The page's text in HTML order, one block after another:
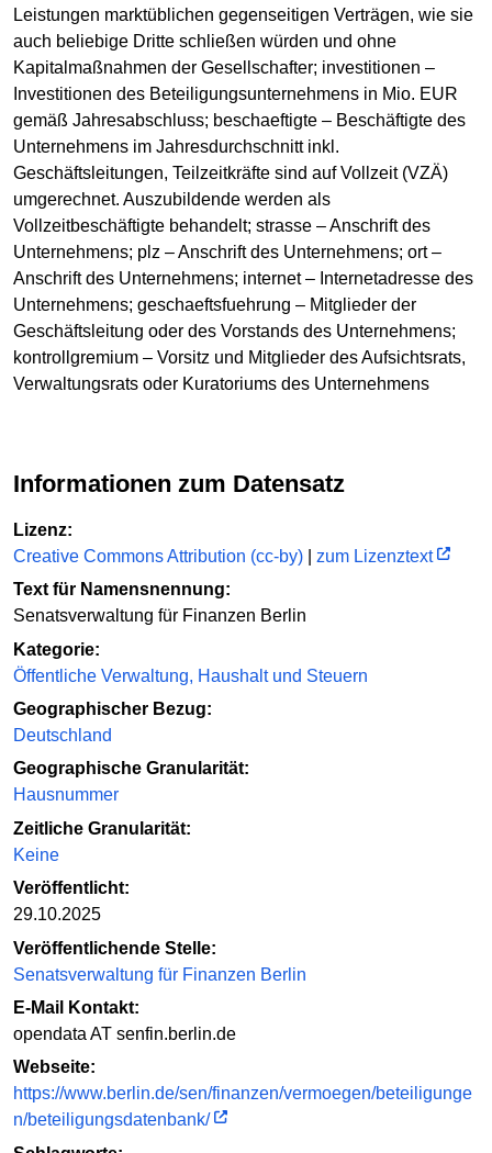
Leistungen marktüblichen gegenseitigen Verträgen, wie sie
auch beliebige Dritte schließen würden und ohne
Kapitalmaßnahmen der Gesellschafter; investitionen –
Investitionen des Beteiligungsunternehmens in Mio. EUR
gemäß Jahresabschluss; beschaeftigte – Beschäftigte des
Unternehmens im Jahresdurchschnitt inkl.
Geschäftsleitungen, Teilzeitkräfte sind auf Vollzeit (VZÄ)
umgerechnet. Auszubildende werden als
Vollzeitbeschäftigte behandelt; strasse – Anschrift des
Unternehmens; plz – Anschrift des Unternehmens; ort –
Anschrift des Unternehmens; internet – Internetadresse des
Unternehmens; geschaeftsfuehrung – Mitglieder der
Geschäftsleitung oder des Vorstands des Unternehmens;
kontrollgremium – Vorsitz und Mitglieder des Aufsichtsrats,
Verwaltungsrats oder Kuratoriums des Unternehmens
Informationen zum Datensatz
Lizenz:
Creative Commons Attribution (cc-by)
zum Lizenztext
Text für Namensnennung:
Senatsverwaltung für Finanzen Berlin
Kategorie:
Öffentliche Verwaltung, Haushalt und Steuern
Geographischer Bezug:
Deutschland
Geographische Granularität:
Hausnummer
Zeitliche Granularität:
Keine
Veröffentlicht:
29.10.2025
Veröffentlichende Stelle:
Senatsverwaltung für Finanzen Berlin
E-Mail Kontakt:
opendata AT senfin.berlin.de
Webseite:
https://www.berlin.de/sen/finanzen/vermoegen/beteiligunge
n/beteiligungsdatenbank/